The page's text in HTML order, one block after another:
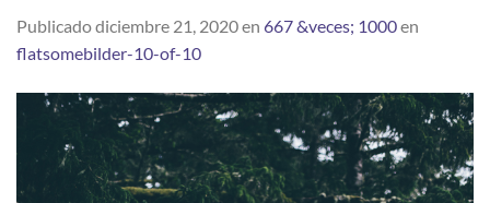
Publicadodiciembre 21, 2020en 667 &veces; 1000en
flatsomebilder-10-of-10